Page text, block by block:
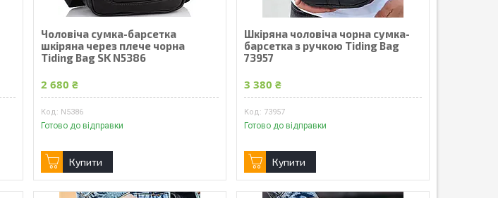
Чоловіча сумка-барсетка
шкіряна через плече чорна
Tiding Bag SK N5386
2 680 ₴
N5386
Готово до відправки
Купити
Шкіряна чоловіча чорна сумка-
барсетка з ручкою Tiding Bag
73957
3 380 ₴
73957
Готово до відправки
Купити